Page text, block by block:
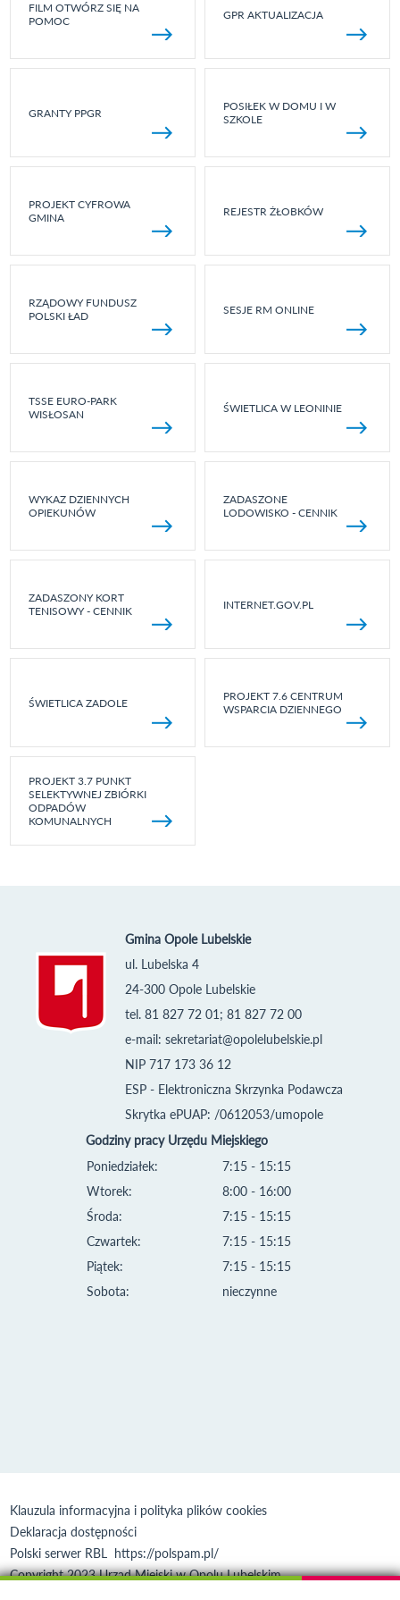
FILM OTWÓRZ SIĘ NA
POMOC
GPR AKTUALIZACJA
GRANTY PPGR
POSIŁEK W DOMU I W
SZKOLE
PROJEKT CYFROWA
GMINA
REJESTR ŻŁOBKÓW
RZĄDOWY FUNDUSZ
POLSKI ŁAD
SESJE RM ONLINE
TSSE EURO-PARK
WISŁOSAN
ŚWIETLICA W LEONINIE
WYKAZ DZIENNYCH
OPIEKUNÓW
ZADASZONE
LODOWISKO - CENNIK
ZADASZONY KORT
TENISOWY - CENNIK
INTERNET.GOV.PL
ŚWIETLICA ZADOLE
PROJEKT 7.6 CENTRUM
WSPARCIA DZIENNEGO
PROJEKT 3.7 PUNKT
SELEKTYWNEJ ZBIÓRKI
ODPADÓW
KOMUNALNYCH
Gmina Opole Lubelskie
ul. Lubelska 4
24-300 Opole Lubelskie
tel. 81 827 72 01; 81 827 72 00
e-mail: sekretariat@opolelubelskie.pl
NIP 717 173 36 12
ESP - Elektroniczna Skrzynka Podawcza
Skrytka ePUAP: /0612053/umopole
Godziny pracy Urzędu Miejskiego
Poniedziałek:
Wtorek:
Środa:
Czwartek:
Piątek:
Sobota:
7:15 - 15:15
8:00 - 16:00
7:15 - 15:15
7:15 - 15:15
7:15 - 15:15
nieczynne
Klauzula informacyjna i polityka plików cookies
Deklaracja dostępności
Polski serwer RBL https://polspam.pl/
Copyright 2023 Urząd Miejski w Opolu Lubelskim